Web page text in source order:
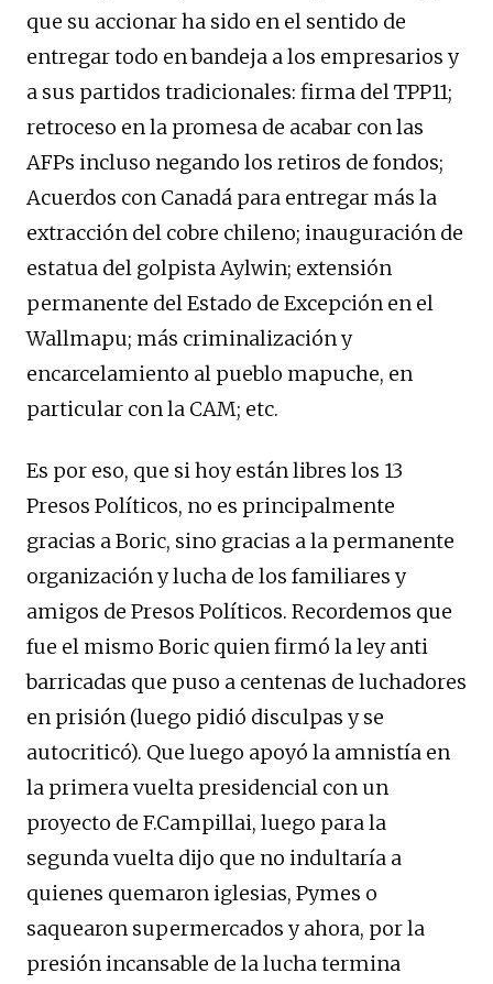
que su accionar ha sido en el sentido de
entregar todo en bandeja a los empresarios y
a sus partidos tradicionales: firma del TPP11;
retroceso en la promesa de acabar con las
AFPs incluso negando los retiros de fondos;
Acuerdos con Canadá para entregar más la
extracción del cobre chileno; inauguración de
estatua del golpista Aylwin; extensión
permanente del Estado de Excepción en el
Wallmapu; más criminalización y
encarcelamiento al pueblo mapuche, en
particular con la CAM; etc.
Es por eso, que si hoy están libres los 13
Presos Políticos, no es principalmente
gracias a Boric, sino gracias a la permanente
organización y lucha de los familiares y
amigos de Presos Políticos. Recordemos que
fue el mismo Boric quien firmó la ley anti
barricadas que puso a centenas de luchadores
en prisión (luego pidió disculpas y se
autocriticó). Que luego apoyó la amnistía en
la primera vuelta presidencial con un
proyecto de F.Campillai, luego para la
segunda vuelta dijo que no indultaría a
quienes quemaron iglesias, Pymes o
saquearon supermercados y ahora, por la
presión incansable de la lucha termina